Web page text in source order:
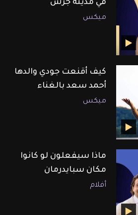
في مدينة جرش
ميكس
كيف أقنعت جودي والدها
أحمد سعد بالغناء
ميكس
ماذا سيفعلون لو كانوا
مكان سبايدرمان
أفلام